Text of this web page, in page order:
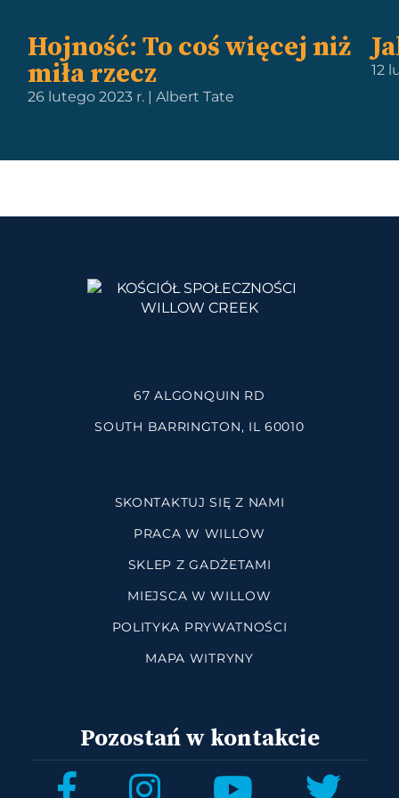
Hojność: To coś więcej niż
miła rzecz
26 lutego 2023 r. | Albert Tate
12
67 ALGONQUIN RD
SOUTH BARRINGTON, IL 60010
SKONTAKTUJ SIĘ Z NAMI
PRACA W WILLOW
SKLEP Z GADŻETAMI
MIEJSCA W WILLOW
POLITYKA PRYWATNOŚCI
MAPA WITRYNY
Pozostań w kontakcie